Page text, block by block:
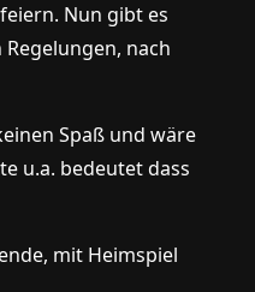
Nun gibt es
nach
Spaß und wäre
u.a. bedeutet dass
mit Heimspiel